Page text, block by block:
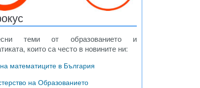
теми от образованието и
които са често в новините ни:
математиците в България
на Образованието